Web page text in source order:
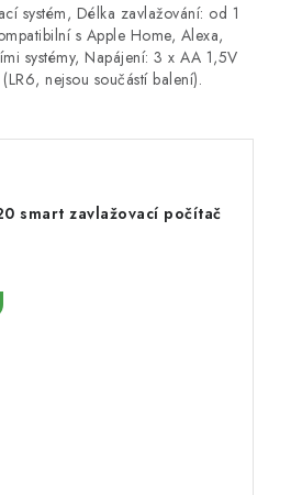
systém, Délka zavlažování: od 1
s Apple Home, Alexa,
systémy, Napájení: 3 x AA 1,5V
nejsou součástí balení).
smart zavlažovací počítač